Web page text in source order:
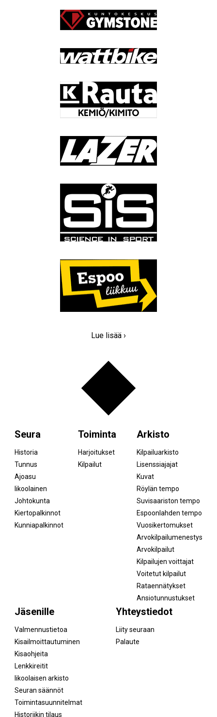
Lue lisää ›
Seura
Historia
Tunnus
Ajoasu
Iikoolainen
Johtokunta
Kiertopalkinnot
Kunniapalkinnot
Toiminta
Harjoitukset
Kilpailut
Arkisto
Kilpailuarkisto
Lisenssiajajat
Kuvat
Röylän tempo
Suvisaariston tempo
Espoonlahden tempo
Vuosikertomukset
Arvokilpailumenestys
Arvokilpailut
Kilpailujen voittajat
Voitetut kilpailut
Rataennätykset
Ansiotunnustukset
Jäsenille
Valmennustietoa
Kisailmoittautuminen
Kisaohjeita
Lenkkireitit
Iikoolaisen arkisto
Seuran säännöt
Toimintasuunnitelmat
Historiikin tilaus
Yhteystiedot
Liity seuraan
Palaute